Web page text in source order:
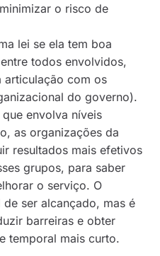
o risco de
lei se ela tem boa
todos envolvidos,
articulação com os
do governo).
envolva níveis
as organizações da
resultados mais efetivos
grupos, para saber
o serviço. O
ser alcançado, mas é
barreiras e obter
temporal mais curto.